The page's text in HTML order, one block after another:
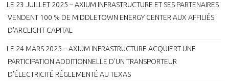
LE 23 JUILLET 2025 – AXIUM INFRASTRUCTURE ET SES PARTENAIRES
VENDENT 100 % DE MIDDLETOWN ENERGY CENTER AUX AFFILIÉS
D’ARCLIGHT CAPITAL
LE 24 MARS 2025 – AXIUM INFRASTRUCTURE ACQUIERT UNE
PARTICIPATION ADDITIONNELLE D’UN TRANSPORTEUR
D’ÉLECTRICITÉ RÉGLEMENTÉ AU TEXAS